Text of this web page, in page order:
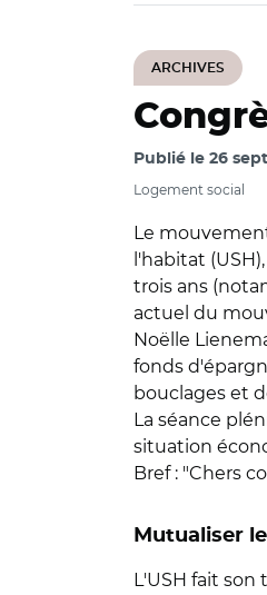
ARCHIVES
Publié le 26
Logement social
Le
l'habitat
trois ans
actuel du
Noëlle
fonds
bouclages et
La séance
situation
Bref : "Chers
Mutualiser
L'USH fait